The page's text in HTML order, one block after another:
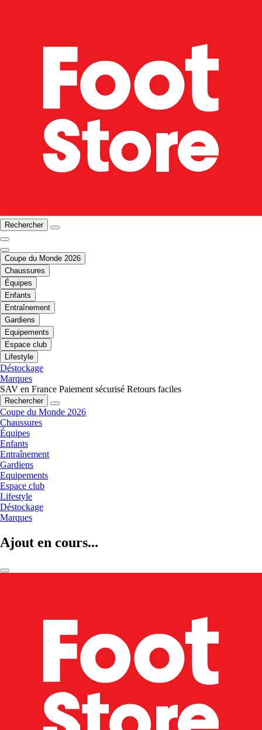
Rechercher
Coupe du Monde 2026
Chaussures
Équipes
Enfants
Entraînement
Gardiens
Equipements
Espace club
Lifestyle
Déstockage
Marques
SAV en France Paiement sécurisé Retours faciles
Rechercher
Coupe du Monde 2026
Chaussures
Équipes
Enfants
Entraînement
Gardiens
Equipements
Espace club
Lifestyle
Déstockage
Marques
Ajout en cours...